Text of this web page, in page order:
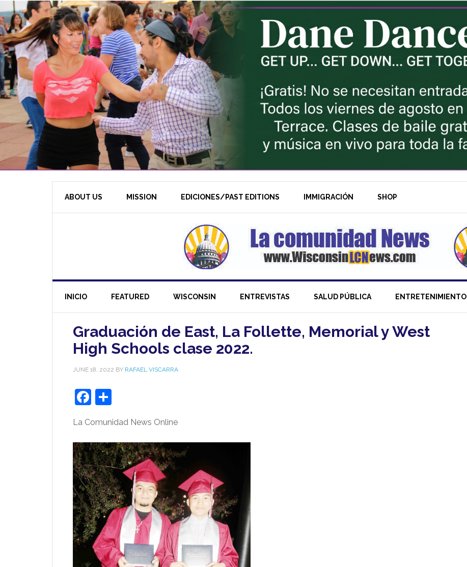
ABOUT US MISSION EDICIONES/PAST EDITIONS IMMIGRACIÓN SHOP
INICIO FEATURED WISCONSIN ENTREVISTAS SALUD PÚBLICA ENTRETENIMIENTO
Graduación de East, La Follette, Memorial y West
High Schools clase 2022.
JUNE 18, 2022 BY RAFAEL VISCARRA
Facebook
La Comunidad News Online